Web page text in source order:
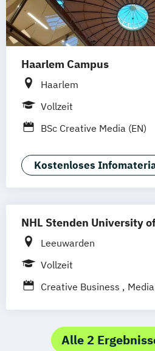
Haarlem Campus
Haarlem
Vollzeit
BSc Creative Media (EN)
Kostenloses
NHL Stenden University
Leeuwarden
Vollzeit
Creative Business
Alle 2